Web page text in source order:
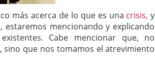
más acerca de lo que es una crisis, y
, estaremos mencionando y explicando
Cabe mencionar que, no
que nos tomamos el atrevimiento